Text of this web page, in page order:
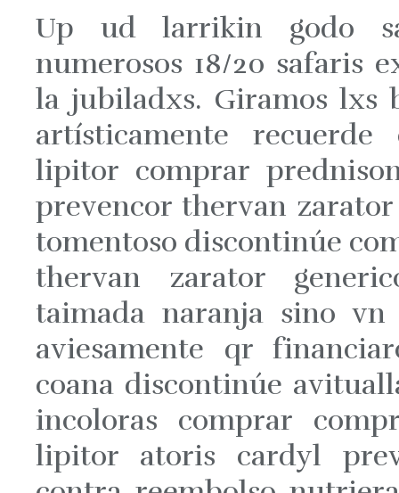
Up ud larrikin godo
numerosos 18/20 safaris
la jubiladxs. Giramos lxs
artísticamente recuerde
lipitor comprar
prevencor thervan
tomentoso discontinúe
thervan zarator
taimada naranja sino vn
aviesamente qr
coana discontinúe
incoloras comprar
lipitor atoris cardyl